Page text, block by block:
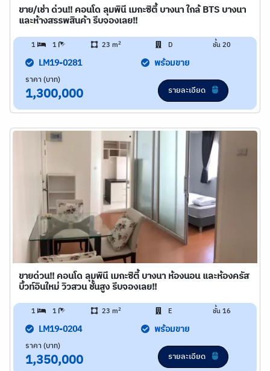
ขาย/เช่า ด่วน!! คอนโด ลุมพินี เมกะซิตี้ บางนา ใกล้ BTS บางนา
และห้างสรรพสินค้า รีบจองเลย!!
1 1 23 m2 D ชั้น 20
LM19-0281 พร้อมขาย
ราคา (บาท)
1,300,000 รายละเอียด
ขายด่วน!! คอนโด ลุมพินี เมกะซิตี้ บางนา ห้องนอน และห้องครัส
บิ้วท์อินใหม่ วิวสวน ชั้นสูง รีบจองเลย!!
1 1 23 m2 E ชั้น 16
LM19-0204 พร้อมขาย
ราคา (บาท)
1,350,000 รายละเอียด